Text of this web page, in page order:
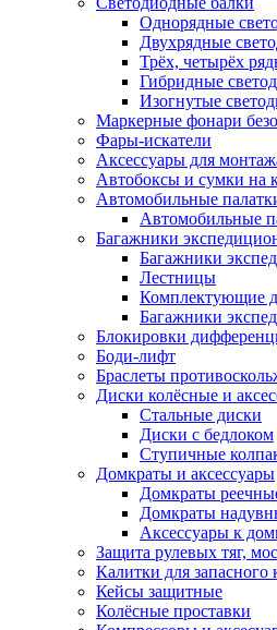
Однорядные
Двухрядные
Трёх, четырёх
Гибридные
Изогнутые
Маркерные фонари
Фары-искатели
Аксессуары для
Автобоксы и сумки на
Автомобильные
Автомобильные
Багажники
Багажники
Лестницы
Комплектующие
Багажники
Блокировки
Боди-лифт
Браслеты
Диски колёсные и
Стальные диски
Диски с бедлоком
Ступичные
Домкраты и аксессуары
Домкраты
Домкраты
Аксессуары к
Защита рулевых тяг,
Калитки для запасного
Кейсы защитные
Колёсные проставки